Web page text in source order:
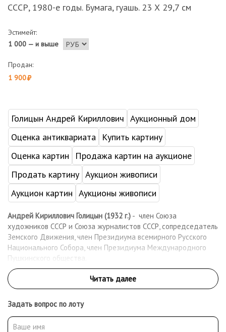
СССР, 1980-е годы. Бумага, гуашь. 23 Х 29,7 см
Эстимейт:
1 000 — и выше
Продан:
1 900
Голицын Андрей Кириллович Аукционный дом
Оценка антиквариата
Купить картину
Оценка картин
Продажа картин на аукционе
Продать картину Аукцион живописи
Аукцион картин Аукционы живописи
Андрей Кириллович Голицын (1932 г.) - член Союза
художников СССР и Союза журналистов СССР, сопредседатель
Земского Движения, член Президиума всемирного Русского
Национального Собора, член Президиума Международного
Пушкинского общества.
В 1953 -1954 гг. учился в Московском художественном
училище имени 1905 года. В 1962 г. окончил вечернее
полиграфического института по специальности хуожник-
график. С 1957 года А. К. Голицын сотрудничал с
издательствами, выполняя работы по оформлению и
Задать вопрос по лоту